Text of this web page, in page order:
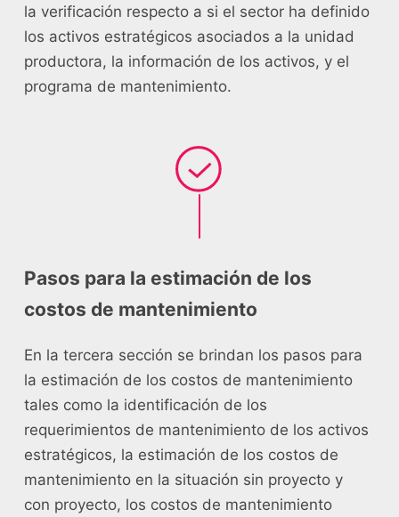
la verificación respecto a si el sector ha definido
los activos estratégicos asociados a la unidad
productora, la información de los activos, y el
programa de mantenimiento.
Pasos para la estimación de los
costos de mantenimiento
En la tercera sección se brindan los pasos para
la estimación de los costos de mantenimiento
tales como la identificación de los
requerimientos de mantenimiento de los activos
estratégicos, la estimación de los costos de
mantenimiento en la situación sin proyecto y
con proyecto, los costos de mantenimiento